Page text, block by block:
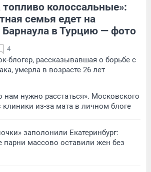
колоссальные»:
семья едет на
Барнаула в Турцию — фото
4
блогер, рассказывавшая о борьбе с
умерла в возрасте 26 лет
нам нужно расстаться». Московского
клиники из-за мата в личном блоге
заполонили Екатеринбург:
парни массово оставили жен без